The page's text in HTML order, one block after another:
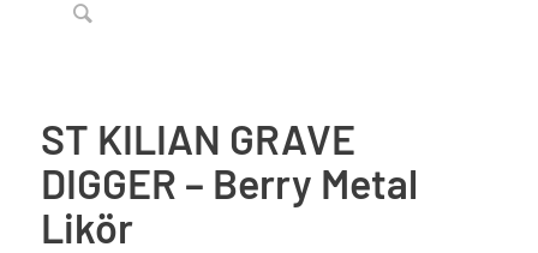
ST KILIAN GRAVE
DIGGER – Berry Metal
Likör